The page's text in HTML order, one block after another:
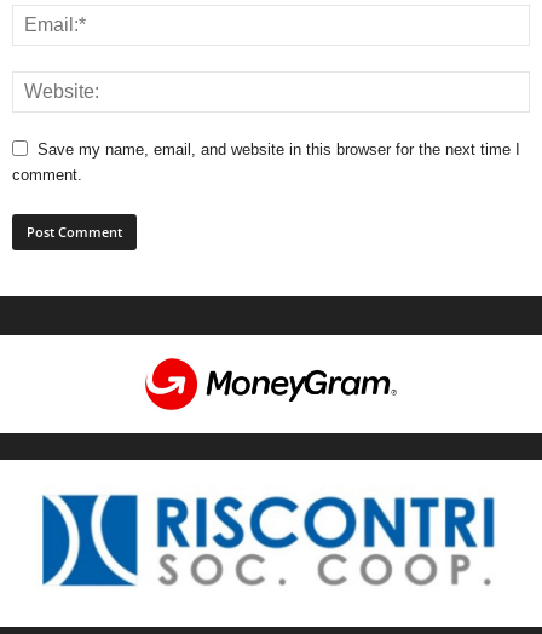
Save my name, email, and website in this browser for the next time I
comment.